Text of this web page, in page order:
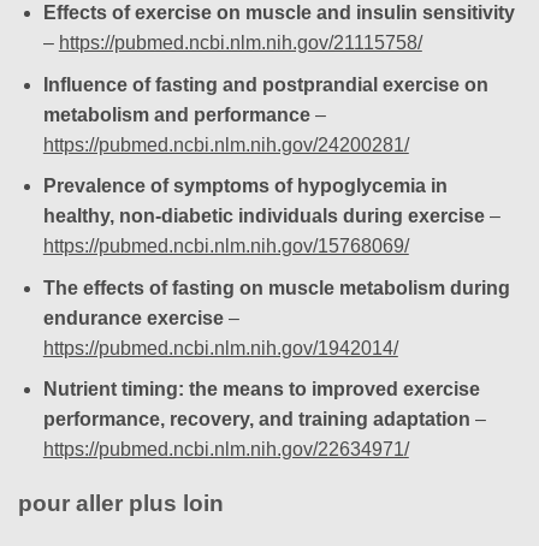
Effects of exercise on muscle and insulin sensitivity
– https://pubmed.ncbi.nlm.nih.gov/21115758/
Influence of fasting and postprandial exercise on
metabolism and performance–
https://pubmed.ncbi.nlm.nih.gov/24200281/
Prevalence of symptoms of hypoglycemia in
healthy, non-diabetic individuals during exercise–
https://pubmed.ncbi.nlm.nih.gov/15768069/
The effects of fasting on muscle metabolism during
endurance exercise–
https://pubmed.ncbi.nlm.nih.gov/1942014/
Nutrient timing: the means to improved exercise
performance, recovery, and training adaptation –
https://pubmed.ncbi.nlm.nih.gov/22634971/
pour aller plus loin